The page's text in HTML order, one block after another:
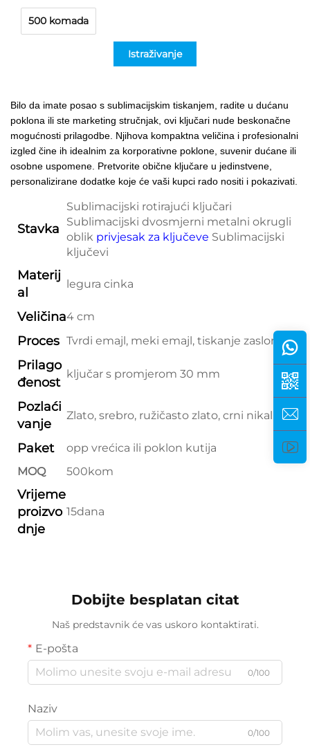
500 komada
Istraživanje
Bilo da imate posao s sublimacijskim tiskanjem, radite u dućanu
poklona ili ste marketing stručnjak, ovi ključari nude beskonačne
mogućnosti prilagodbe. Njihova kompaktna veličina i profesionalni
izgled čine ih idealnim za korporativne poklone, suvenir dućane ili
osobne uspomene. Pretvorite obične ključare u jedinstvene,
personalizirane dodatke koje će vaši kupci rado nositi i pokazivati.
Stavka
Sublimacijski rotirajući ključari
Sublimacijski dvosmjerni metalni okrugli
oblik privjesak za ključeve Sublimacijski
ključevi
Materij
al
legura cinka
Veličina4 cm
Proces Tvrdi emajl, meki emajl, tiskanje zaslona
Prilago
đenost
ključar s promjerom 30 mm
Pozlaći
vanje
Zlato, srebro, ružičasto zlato, crni nikal, itd.
Paket
opp vrećica ili poklon kutija
MOQ
500kom
Vrijeme
proizvo
dnje
15dana
Dobijte besplatan citat
Naš predstavnik će vas uskoro kontaktirati.
E-pošta
0/100
Naziv
0/100